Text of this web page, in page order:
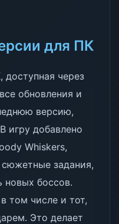
для ПК
доступная через
обновления и
версию,
игру добавлено
Whiskers,
задания,
боссов.
том числе и тот,
Это делает